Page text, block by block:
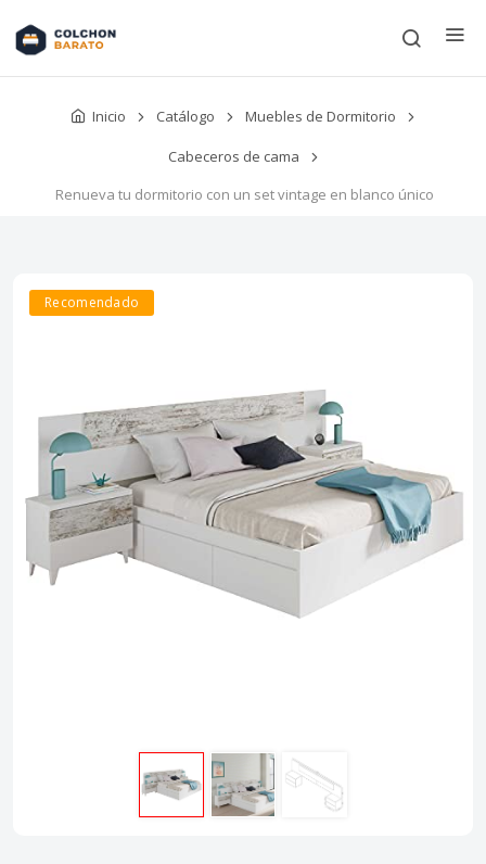
Inicio Catálogo Muebles de Dormitorio
Cabeceros de cama
Renueva tu dormitorio con un set vintage en blanco único
Recomendado